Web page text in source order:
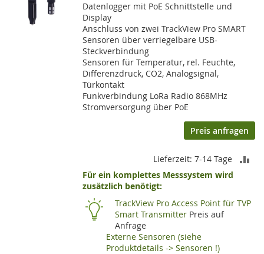
Datenlogger mit PoE Schnittstelle und
Display
Anschluss von zwei TrackView Pro SMART
Sensoren über verriegelbare USB-
Steckverbindung
Sensoren für Temperatur, rel. Feuchte,
Differenzdruck, CO2, Analogsignal,
Türkontakt
Funkverbindung LoRa Radio 868MHz
Stromversorgung über PoE
Preis anfragen
Lieferzeit: 7-14 Tage
Für ein komplettes Messsystem wird
zusätzlich benötigt:
TrackView Pro Access Point für TVP
Smart Transmitter Preis auf
Anfrage
Externe Sensoren (siehe
Produktdetails -> Sensoren !)